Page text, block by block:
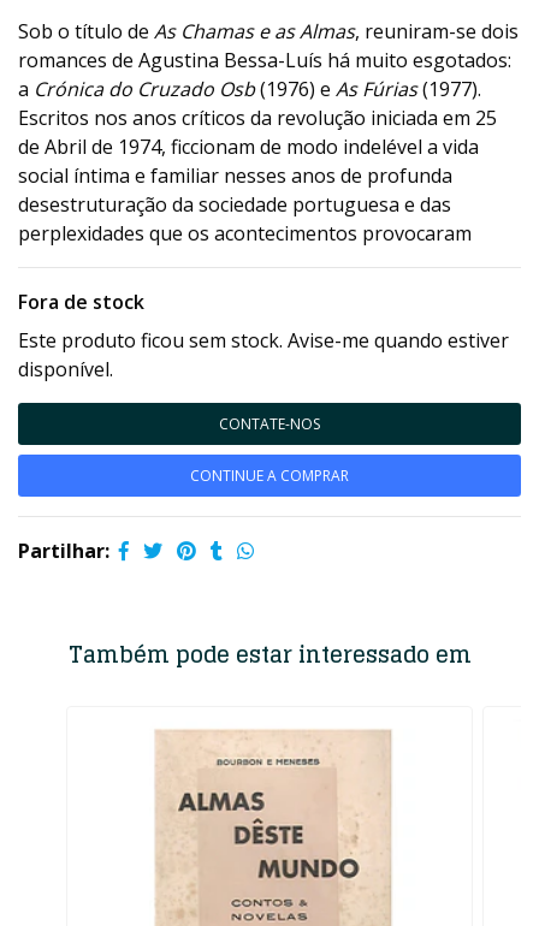
Sob o título de As Chamas e as Almas, reuniram-se dois
romances de Agustina Bessa-Luís há muito esgotados:
a Crónica do Cruzado Osb(1976) e As Fúrias(1977).
Escritos nos anos críticos da revolução iniciada em 25
de Abril de 1974, ficcionam de modo indelével a vida
social íntima e familiar nesses anos de profunda
desestruturação da sociedade portuguesa e das
perplexidades que os acontecimentos provocaram
Fora de stock
Este produto ficou sem stock. Avise-me quando estiver
disponível.
CONTATE-NOS
CONTINUE A COMPRAR
Partilhar:
Também pode estar interessado em